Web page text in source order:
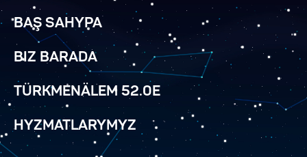
BAŞ SAHYPA
BIZ BARADA
TÜRKMENÄLEM 52.0E
HYZMATLARYMYZ